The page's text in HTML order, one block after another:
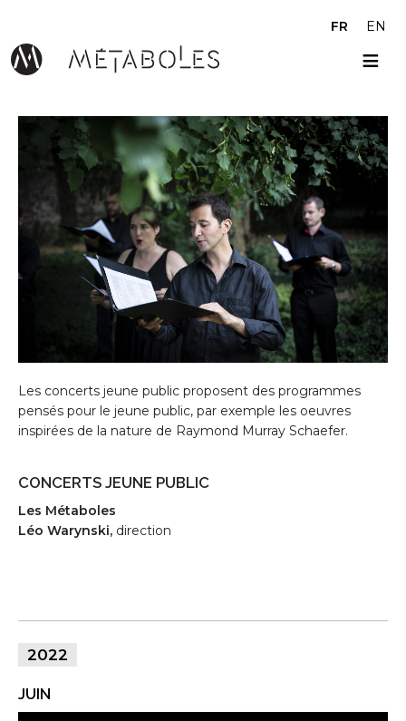
EN
FR
Les concerts jeune public proposent des programmes
pensés pour le jeune public, par exemple les oeuvres
inspirées de la nature de Raymond Murray Schaefer.
CONCERTS JEUNE PUBLIC
Les Métaboles
Léo Warynski, direction
2022
JUIN